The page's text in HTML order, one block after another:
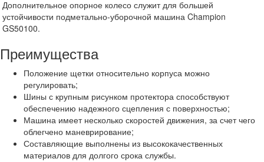
Дополнительное опорное колесо служит для большей
устойчивости подметально-уборочной машина Champion
GS50100.
Преимущества
Положение щетки относительно корпуса можно
регулировать;
Шины с крупным рисунком протектора способствуют
обеспечению надежного сцепления с поверхностью;
Машина имеет несколько скоростей движения, за счет чего
облегчено маневрирование;
Составляющие выполнены из высококачественных
материалов для долгого срока службы.